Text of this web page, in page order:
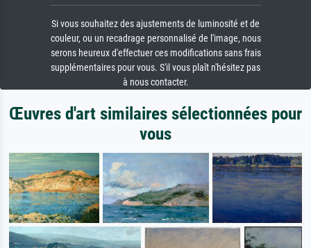
Si vous souhaitez des ajustements de luminosité et de
couleur, ou un recadrage personnalisé de l'image, nous
serons heureux d'effectuer ces modifications sans frais
supplémentaires pour vous. S'il vous plaît n'hésitez pas
à nous contacter.
Œuvres d'art similaires sélectionnées pour
vous